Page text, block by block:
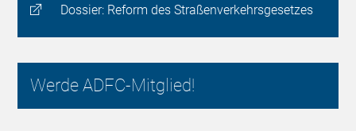
Dossier: Reform des Straßenverkehrsgesetzes
Werde ADFC-Mitglied!